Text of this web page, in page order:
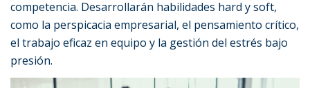
competencia. Desarrollarán habilidades hard y soft,
como la perspicacia empresarial, el pensamiento crítico,
el trabajo eficaz en equipo y la gestión del estrés bajo
presión.